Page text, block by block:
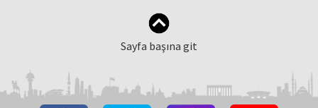
Sayfa başına git